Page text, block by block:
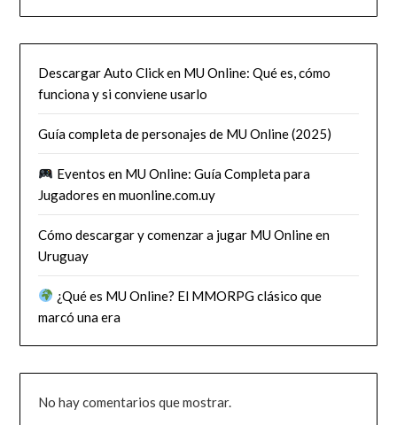
Descargar Auto Click en MU Online: Qué es, cómo
funciona y si conviene usarlo
Guía completa de personajes de MU Online (2025)
Eventos en MU Online: Guía Completa para
Jugadores en muonline.com.uy
Cómo descargar y comenzar a jugar MU Online en
Uruguay
¿Qué es MU Online? El MMORPG clásico que
marcó una era
No hay comentarios que mostrar.